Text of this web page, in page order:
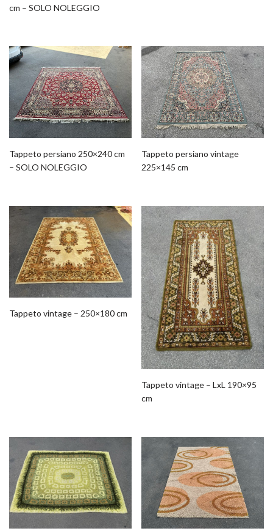
cm – SOLO NOLEGGIO
Tappeto persiano 250×240 cm
– SOLO NOLEGGIO
Tappeto persiano vintage
225×145 cm
Tappeto vintage – 250×180 cm
Tappeto vintage – LxL 190×95
cm